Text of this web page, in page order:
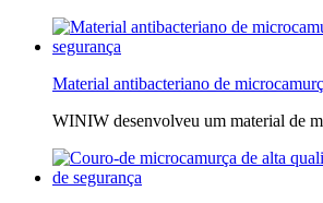
Material antibacteriano de
WINIW desenvolveu um material de